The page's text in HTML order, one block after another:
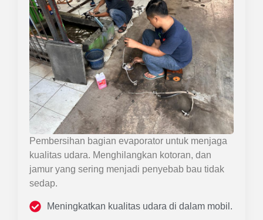
Pembersihan bagian evaporator untuk menjaga
kualitas udara. Menghilangkan kotoran, dan
jamur yang sering menjadi penyebab bau tidak
sedap.
Meningkatkan kualitas udara di dalam mobil.